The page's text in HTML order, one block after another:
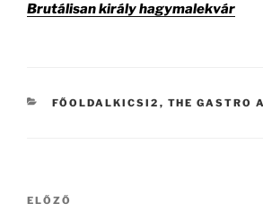
Brutálisan király hagymalekvár
KATEGÓRIÁK
FŐOLDALKICSI2 , THE GASTRO
Bejegyzés
Korábbi
ELŐZŐ